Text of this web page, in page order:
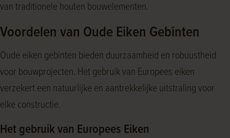
van traditionele houten bouwelementen.
Voordelen van Oude Eiken Gebinten
Oude eiken gebinten bieden duurzaamheid en robuustheid
voor bouwprojecten. Het gebruik van Europees eiken
verzekert een natuurlijke en aantrekkelijke uitstraling voor
elke constructie.
Het gebruik van Europees Eiken